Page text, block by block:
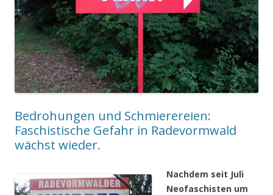
Bedrohungen und Schmierereien:
Faschistische Gefahr in Radevormwald
wächst wieder.
Nachdem seit Juli
Neofaschisten um